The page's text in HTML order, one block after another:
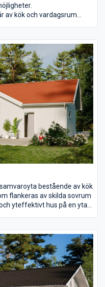
av kök och vardagsrum
separerade
eget badrum och i andra
två sovrum, allrum och wc.
bestående av kök
flankeras av skilda sovrum
yteffektivt hus på en yta